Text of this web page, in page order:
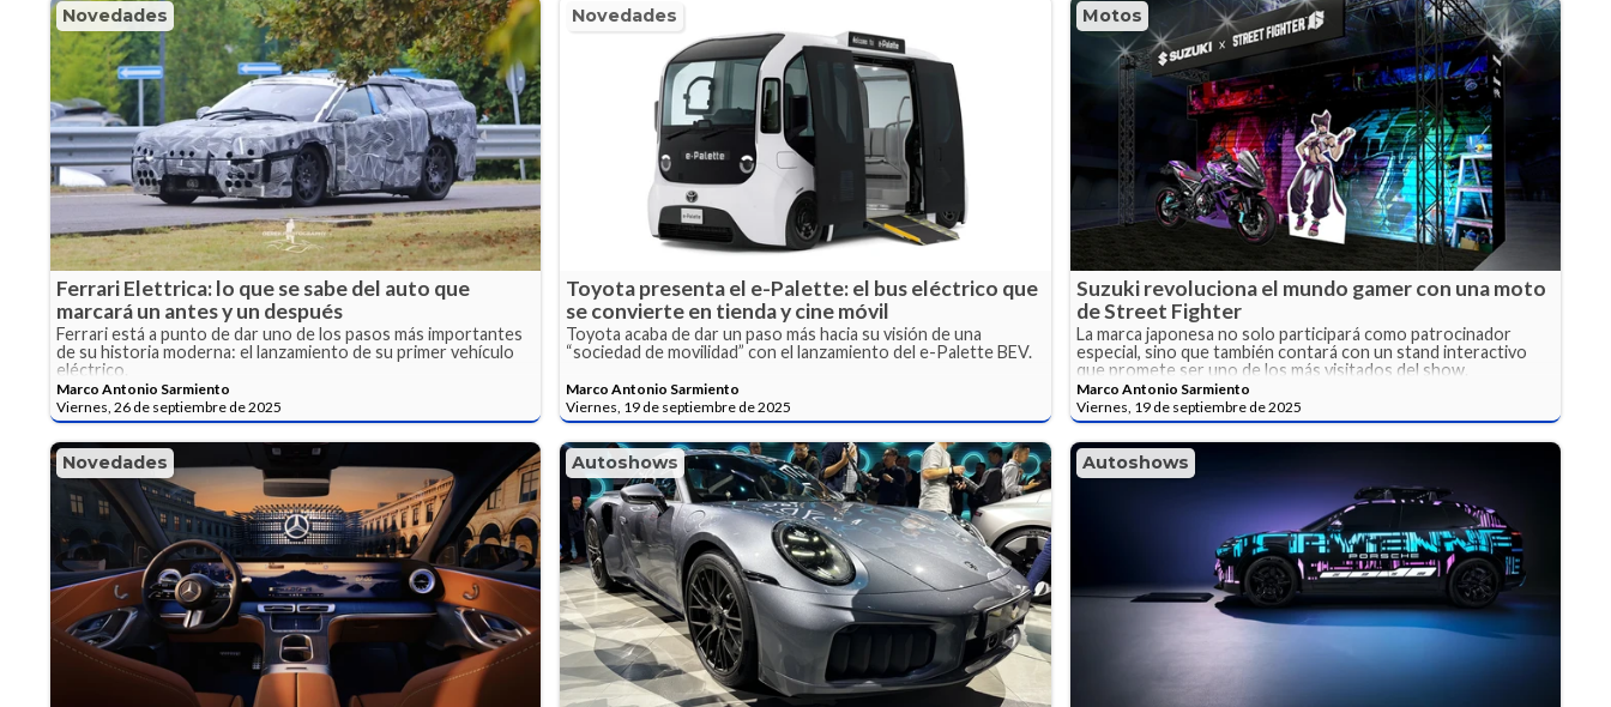
Novedades
Ferrari Elettrica: lo que se sabe del auto que
marcará un antes y un después
Ferrari está a punto de dar uno de los pasos más importantes
de su historia moderna: el lanzamiento de su primer vehículo
eléctrico.
Marco Antonio Sarmiento
Viernes, 26 de septiembre de 2025
Novedades
Toyota presenta el e-Palette: el bus eléctrico que
se convierte en tienda y cine móvil
Toyota acaba de dar un paso más hacia su visión de una
“sociedad de movilidad” con el lanzamiento del e-Palette BEV.
Marco Antonio Sarmiento
Viernes, 19 de septiembre de 2025
Motos
Suzuki revoluciona el mundo gamer con una moto
de Street Fighter
La marca japonesa no solo participará como patrocinador
especial, sino que también contará con un stand interactivo
que promete ser uno de los más visitados del show.
Marco Antonio Sarmiento
Viernes, 19 de septiembre de 2025
Novedades Autoshows Autoshows